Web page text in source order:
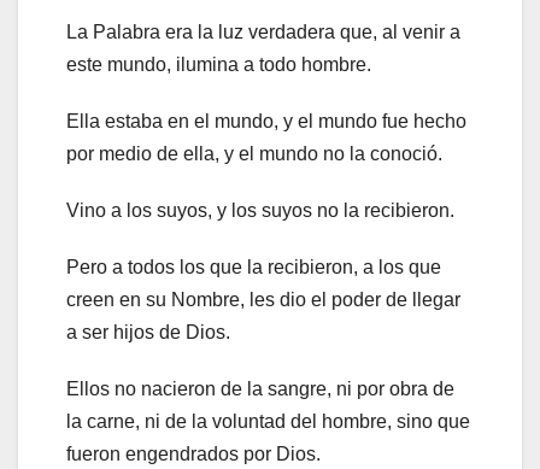
La Palabra era la luz verdadera que, al venir a
este mundo, ilumina a todo hombre.
Ella estaba en el mundo, y el mundo fue hecho
por medio de ella, y el mundo no la conoció.
Vino a los suyos, y los suyos no la recibieron.
Pero a todos los que la recibieron, a los que
creen en su Nombre, les dio el poder de llegar
a ser hijos de Dios.
Ellos no nacieron de la sangre, ni por obra de
la carne, ni de la voluntad del hombre, sino que
fueron engendrados por Dios.